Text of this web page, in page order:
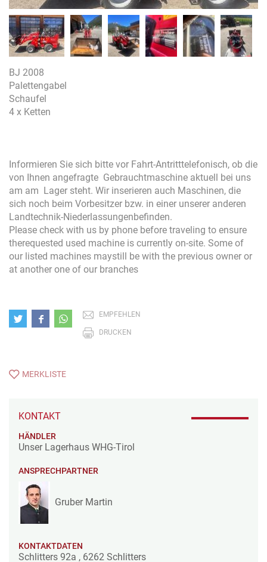
BJ 2008
Palettengabel
Schaufel
4 x Ketten
Informieren Sie sich bitte vor Fahrt-Antritttelefonisch, ob die
von Ihnen angefragte Gebrauchtmaschine aktuell bei uns
am am Lager steht. Wir inserieren auch Maschinen, die
sich noch beim Vorbesitzer bzw. in einer unserer anderen
Landtechnik-Niederlassungenbefinden.
Please check with us by phone before traveling to ensure
therequested used machine is currently on-site. Some of
our listed machines maystill be with the previous owner or
at another one of our branches
EMPFEHLEN
DRUCKEN
MERKLISTE
KONTAKT
HÄNDLER
Unser Lagerhaus WHG-Tirol
ANSPRECHPARTNER
Gruber Martin
KONTAKTDATEN
Schlitters 92a , 6262 Schlitters